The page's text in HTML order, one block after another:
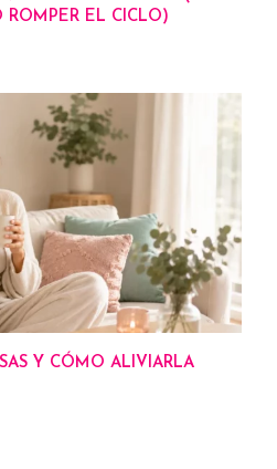
EL CICLO)
Y CÓMO ALIVIARLA